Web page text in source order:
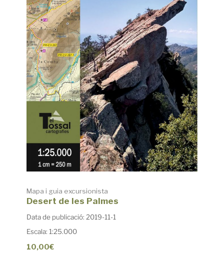
Mapa i guia excursionista
Desert de les Palmes
Data de publicació: 2019-11-1
Escala: 1:25.000
10,00€